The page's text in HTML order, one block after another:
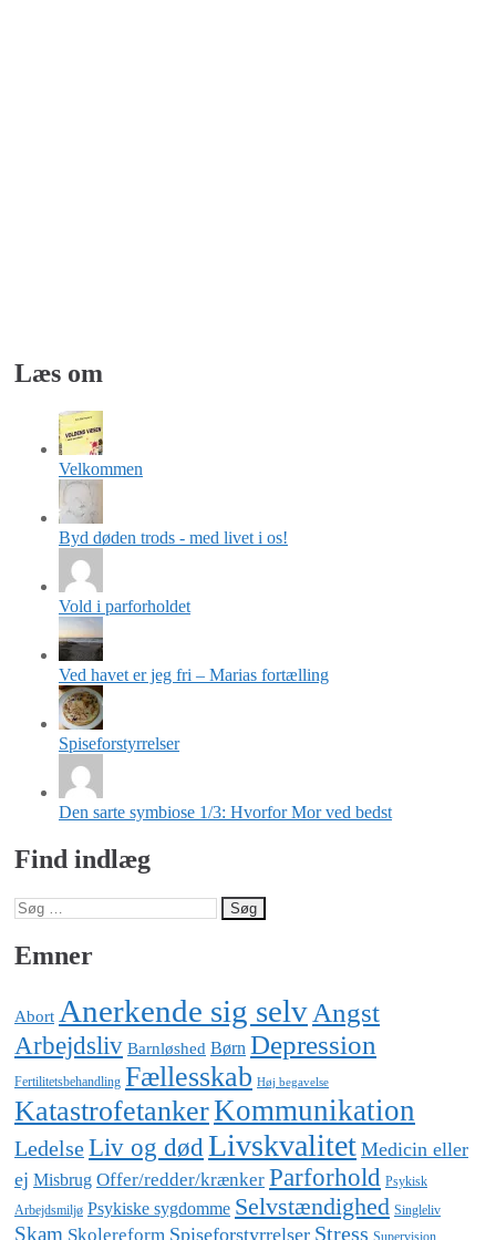
Læs om
Velkommen
Byd døden trods - med livet i os!
Vold i parforholdet
Ved havet er jeg fri – Marias fortælling
Spiseforstyrrelser
Den sarte symbiose 1/3: Hvorfor Mor ved bedst
Find indlæg
Søg
efter:
Emner
Abort Anerkende sig selv Angst
Arbejdsliv Barnløshed Børn Depression
Fertilitetsbehandling Fællesskab Høj begavelse
KatastrofetankerKommunikation
LedelseLiv og dødLivskvalitet Medicin eller
ej Misbrug Offer/redder/krænker Parforhold Psykisk
Arbejdsmiljø Psykiske sygdomme Selvstændighed Singleliv
Skam Skolereform Spiseforstyrrelser Stress